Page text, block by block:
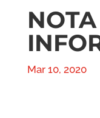
NOTA
Mar 10, 2020